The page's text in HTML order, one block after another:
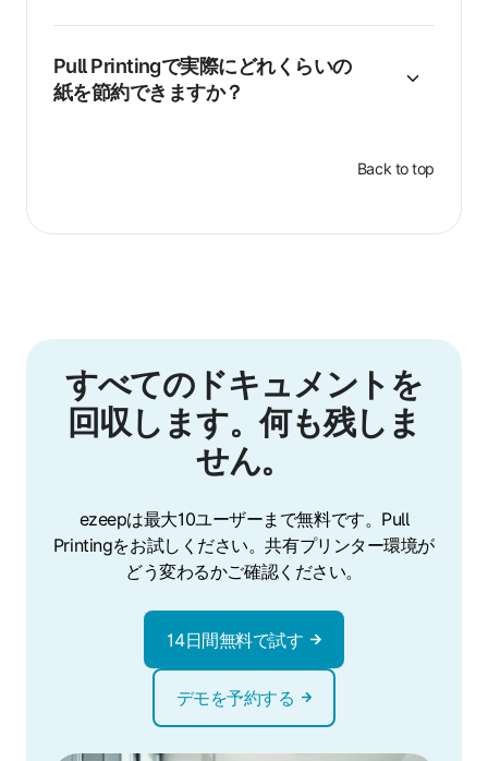
Pull Printingで実際にどれくらいの
紙を節約できますか？
Back to top
すべてのドキュメントを
回収します。何も残しま
せん。
ezeepは最大10ユーザーまで無料です。Pull
Printingをお試しください。共有プリンター環境が
どう変わるかご確認ください。
14日間無料で試す
デモを予約する